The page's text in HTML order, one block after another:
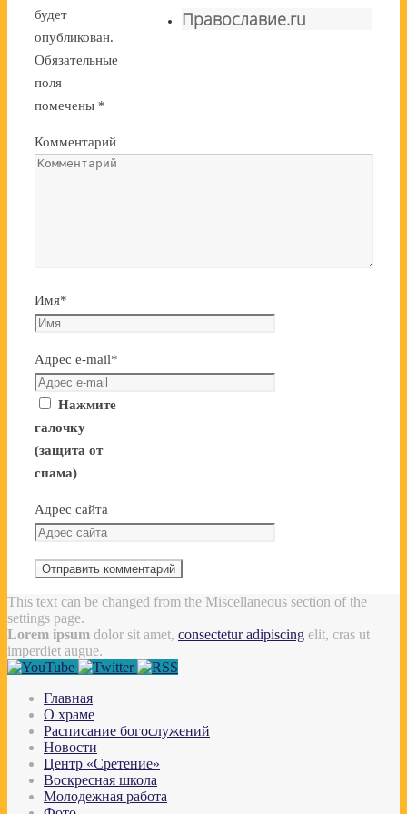
будет
опубликован.
Обязательные
поля
помечены *
Комментарий
Имя*
Адрес e-mail*
Нажмите
галочку
(защита от
спама)
Адрес сайта
Православие.ru
This text can be changed from the Miscellaneous section of the
settings page.
Lorem ipsum dolor sit amet, consectetur adipiscing elit, cras ut
imperdiet augue.
Главная
О храме
Расписание богослужений
Новости
Центр «Сретение»
Воскресная школа
Молодежная работа